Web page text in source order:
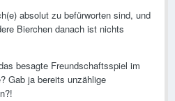
absolut zu befürworten sind, und
Bierchen danach ist nichts
besagte Freundschaftsspiel im
Gab ja bereits unzählige